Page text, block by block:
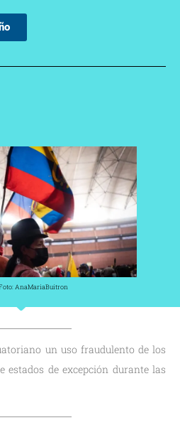
AnaMariaBuitron
un uso fraudulento de los
estados de excepción durante las